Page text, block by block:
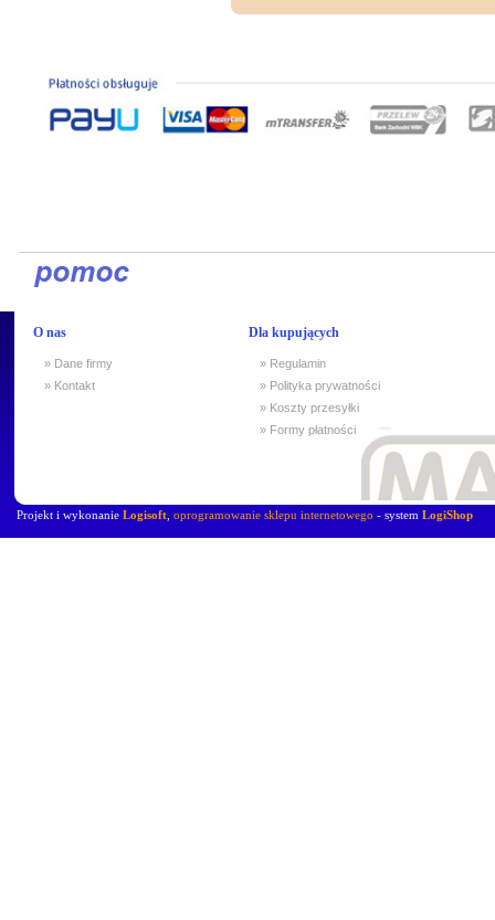
O nas
» Dane firmy
» Kontakt
Dla kupujących
» Regulamin
» Polityka prywatności
» Koszty przesyłki
» Formy płatności
Projekt i wykonanie Logisoft oprogramowanie sklepu internetowego - system LogiShop